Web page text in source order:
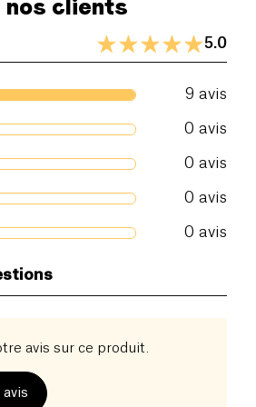
nos clients
5.0
9 avis
0 avis
0 avis
0 avis
0 avis
avis sur ce produit.
avis